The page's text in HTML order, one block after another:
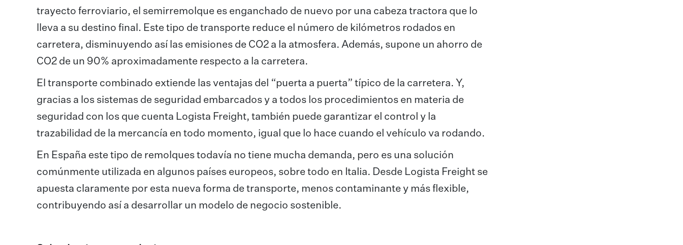
trayecto ferroviario, el semirremolque es enganchado de nuevo por una cabeza tractora que lo
lleva a su destino final. Este tipo de transporte reduce el número de kilómetros rodados en
carretera, disminuyendo así las emisiones de CO2 a la atmosfera. Además, supone un ahorro de
CO2 de un 90% aproximadamente respecto a la carretera.
El transporte combinado extiende las ventajas del “puerta a puerta” típico de la carretera. Y,
gracias a los sistemas de seguridad embarcados y a todos los procedimientos en materia de
seguridad con los que cuenta Logista Freight, también puede garantizar el control y la
trazabilidad de la mercancía en todo momento, igual que lo hace cuando el vehículo va rodando.
En España este tipo de remolques todavía no tiene mucha demanda, pero es una solución
comúnmente utilizada en algunos países europeos, sobre todo en Italia. Desde Logista Freight se
apuesta claramente por esta nueva forma de transporte, menos contaminante y más flexible,
contribuyendo así a desarrollar un modelo de negocio sostenible.